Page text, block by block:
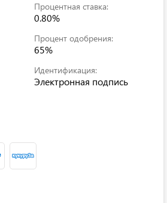
Процентная ставка:
0.80%
Процент одобрения:
65%
Идентификация:
Электронная подпись